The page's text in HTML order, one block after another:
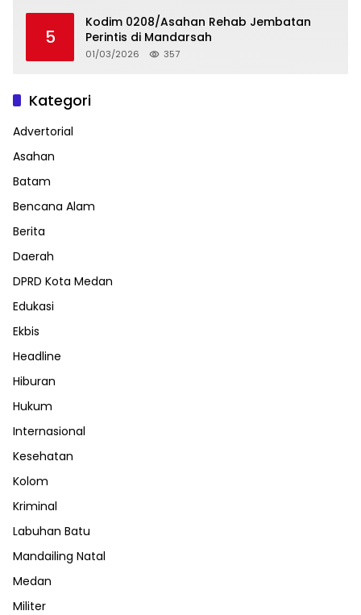
5
Kodim 0208/Asahan Rehab Jembatan
Perintis di Mandarsah
01/03/2026 357
Kategori
Advertorial
Asahan
Batam
Bencana Alam
Berita
Daerah
DPRD Kota Medan
Edukasi
Ekbis
Headline
Hiburan
Hukum
Internasional
Kesehatan
Kolom
Kriminal
Labuhan Batu
Mandailing Natal
Medan
Militer